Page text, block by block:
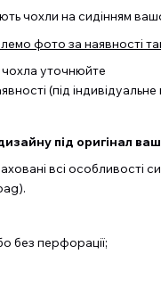
чохли на сидінням
фото за наявності
уточнюйте
(під
під оригінал
всі особливості
без перфорації;